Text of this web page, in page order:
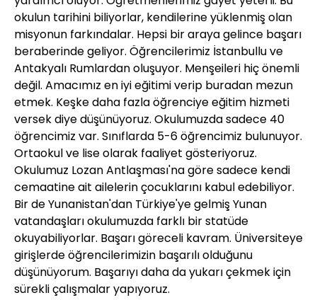
okulun tarihini biliyorlar, kendilerine yüklenmiş olan
misyonun farkındalar. Hepsi bir araya gelince başarı
beraberinde geliyor. Öğrencilerimiz İstanbullu ve
Antakyalı Rumlardan oluşuyor. Menşeileri hiç önemli
değil. Amacımız en iyi eğitimi verip buradan mezun
etmek. Keşke daha fazla öğrenciye eğitim hizmeti
versek diye düşünüyoruz. Okulumuzda sadece 40
öğrencimiz var. Sınıflarda 5-6 öğrencimiz bulunuyor.
Ortaokul ve lise olarak faaliyet gösteriyoruz.
Okulumuz Lozan Antlaşması'na göre sadece kendi
cemaatine ait ailelerin çocuklarını kabul edebiliyor.
Bir de Yunanistan'dan Türkiye'ye gelmiş Yunan
vatandaşları okulumuzda farklı bir statüde
okuyabiliyorlar. Başarı göreceli kavram. Üniversiteye
girişlerde öğrencilerimizin başarılı olduğunu
düşünüyorum. Başarıyı daha da yukarı çekmek için
sürekli çalışmalar yapıyoruz.